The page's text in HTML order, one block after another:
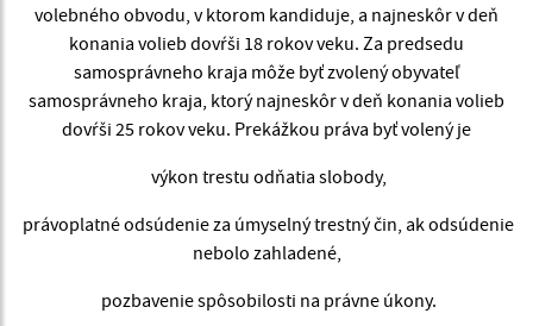
volebného obvodu, v ktorom kandiduje, a najneskôr v deň
konania volieb dovŕši 18 rokov veku. Za predsedu
samosprávneho kraja môže byť zvolený obyvateľ
samosprávneho kraja, ktorý najneskôr v deň konania volieb
dovŕši 25 rokov veku. Prekážkou práva byť volený je
výkon trestu odňatia slobody,
právoplatné odsúdenie za úmyselný trestný čin, ak odsúdenie
nebolo zahladené,
pozbavenie spôsobilosti na právne úkony.